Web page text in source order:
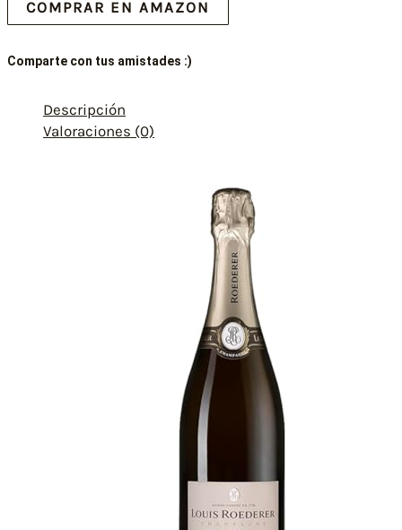
COMPRAR EN AMAZON
Comparte con tus amistades :)
Descripción
Valoraciones (0)